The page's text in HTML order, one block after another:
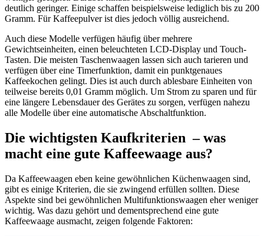
deutlich geringer. Einige schaffen beispielsweise lediglich bis zu 200
Gramm. Für Kaffeepulver ist dies jedoch völlig ausreichend.
Auch diese Modelle verfügen häufig über mehrere
Gewichtseinheiten, einen beleuchteten LCD-Display und Touch-
Tasten. Die meisten Taschenwaagen lassen sich auch tarieren und
verfügen über eine Timerfunktion, damit ein punktgenaues
Kaffeekochen gelingt. Dies ist auch durch ablesbare Einheiten von
teilweise bereits 0,01 Gramm möglich. Um Strom zu sparen und für
eine längere Lebensdauer des Gerätes zu sorgen, verfügen nahezu
alle Modelle über eine automatische Abschaltfunktion.
Die wichtigsten Kaufkriterien – was
macht eine gute Kaffeewaage aus?
Da Kaffeewaagen eben keine gewöhnlichen Küchenwaagen sind,
gibt es einige Kriterien, die sie zwingend erfüllen sollten. Diese
Aspekte sind bei gewöhnlichen Multifunktionswaagen eher weniger
wichtig. Was dazu gehört und dementsprechend eine gute
Kaffeewaage ausmacht, zeigen folgende Faktoren: